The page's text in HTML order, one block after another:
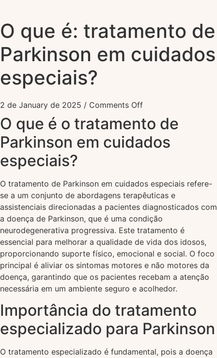
O que é: tratamento de
Parkinson em cuidados
especiais?
2 de January de 2025 / Comments Off
O que é o tratamento de
Parkinson em cuidados
especiais?
O tratamento de Parkinson em cuidados especiais refere-
se a um conjunto de abordagens terapêuticas e
assistenciais direcionadas a pacientes diagnosticados com
a doença de Parkinson, que é uma condição
neurodegenerativa progressiva. Este tratamento é
essencial para melhorar a qualidade de vida dos idosos,
proporcionando suporte físico, emocional e social. O foco
principal é aliviar os sintomas motores e não motores da
doença, garantindo que os pacientes recebam a atenção
necessária em um ambiente seguro e acolhedor.
Importância do tratamento
especializado para Parkinson
O tratamento especializado é fundamental, pois a doença